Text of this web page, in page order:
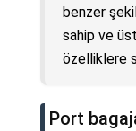
benzer
sahip ve
özelliklere
Port